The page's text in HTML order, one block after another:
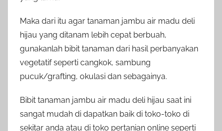
Maka dari itu agar tanaman jambu air madu deli
hijau yang ditanam lebih cepat berbuah,
gunakanlah bibit tanaman dari hasil perbanyakan
vegetatif seperti cangkok, sambung
pucuk/grafting, okulasi dan sebagainya.
Bibit tanaman jambu air madu deli hijau saat ini
sangat mudah di dapatkan baik di toko-toko di
sekitar anda atau di toko pertanian online seperti